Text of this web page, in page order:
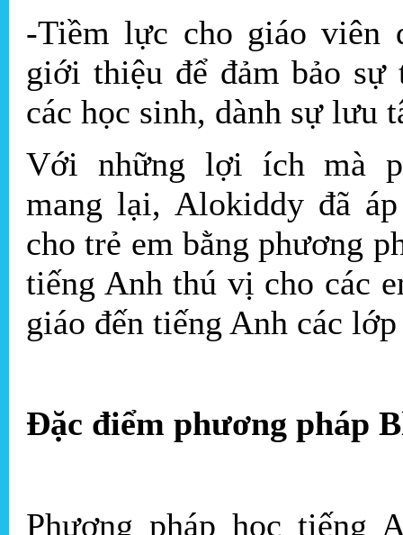
-Tiềm lực cho giáo viên
giới thiệu để đảm bảo sự
các học sinh, dành sự lưu
Với những lợi ích mà
mang lại, Alokiddy đã
cho trẻ em bằng phương
tiếng Anh thú vị cho các
giáo đến tiếng Anh các
Đặc điểm phương pháp
Phương pháp học tiếng